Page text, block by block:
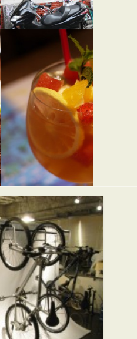
仙台や ★☆☆
中華
ロクシタ
ンカフェ
渋谷店 テ
ラス・
ド・プロ
ヴァンス
カフェ・喫茶店